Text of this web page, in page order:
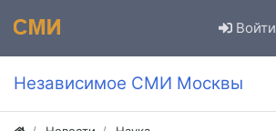
Войти
Независимое СМИ Москвы